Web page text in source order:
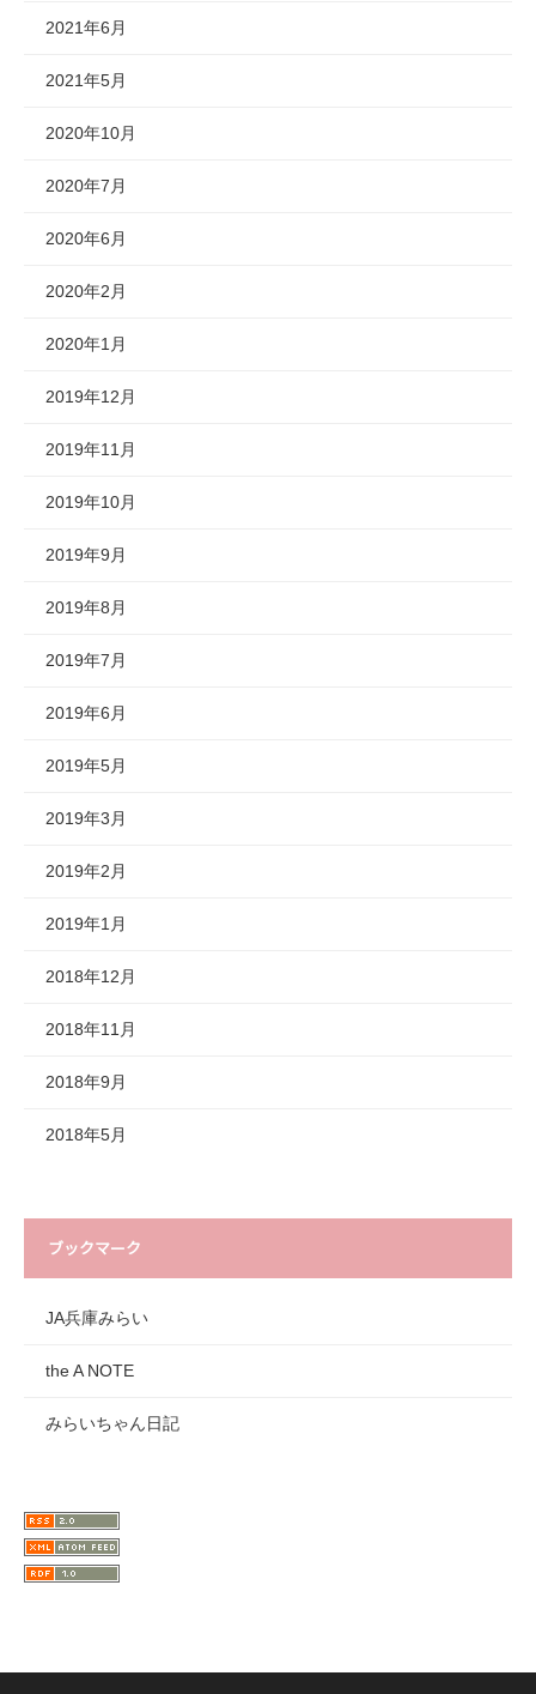
2021年6月
2021年5月
2020年10月
2020年7月
2020年6月
2020年2月
2020年1月
2019年12月
2019年11月
2019年10月
2019年9月
2019年8月
2019年7月
2019年6月
2019年5月
2019年3月
2019年2月
2019年1月
2018年12月
2018年11月
2018年9月
2018年5月
ブックマーク
JA兵庫みらい
the A NOTE
みらいちゃん日記